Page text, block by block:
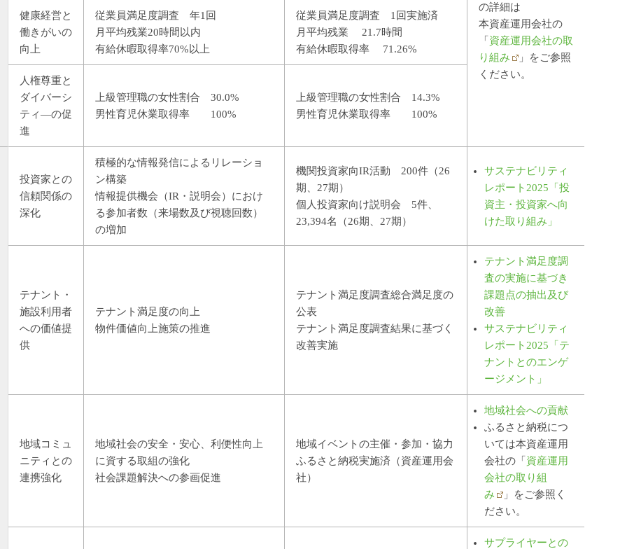
の詳細は
本資産運用会社の
「 資産運用会社の取
り組み
」をご参照
ください。
健康経営と
働きがいの
向上
従業員満足度調査 年1回
月平均残業20時間以内
有給休暇取得率70%以上
従業員満足度調査 1回実施済
月平均残業 21.7時間
有給休暇取得率 71.26%
人権尊重と
ダイバーシ
ティ―の促
進
上級管理職の女性割合 30.0%
男性育児休業取得率 100%
上級管理職の女性割合 14.3%
男性育児休業取得率 100%
投資家との
信頼関係の
深化
積極的な情報発信によるリレーショ
ン構築
情報提供機会（IR・説明会）におけ
る参加者数（来場数及び視聴回数）
の増加
機関投資家向IR活動 200件（26
期、27期）
個人投資家向け説明会 5件、
23,394名（26期、27期）
サステナビリティ
レポート2025「投
資主・投資家へ向
けた取り組み」
テナント・
施設利用者
への価値提
供
テナント満足度の向上
物件価値向上施策の推進
テナント満足度調査総合満足度の
公表
テナント満足度調査結果に基づく
改善実施
テナント満足度調
査の実施に基づき
課題点の抽出及び
改善
サステナビリティ
レポート2025「テ
ナントとのエンゲ
ージメント」
地域コミュ
ニティとの
連携強化
地域社会の安全・安心、利便性向上
に資する取組の強化
社会課題解決への参画促進
地域イベントの主催・参加・協力
ふるさと納税実施済（資産運用会
社）
地域社会への貢献
ふるさと納税につ
いては本資産運用
会社の「 資産運用
会社の取り組
み
」をご参照く
ださい。
サプライヤーとの